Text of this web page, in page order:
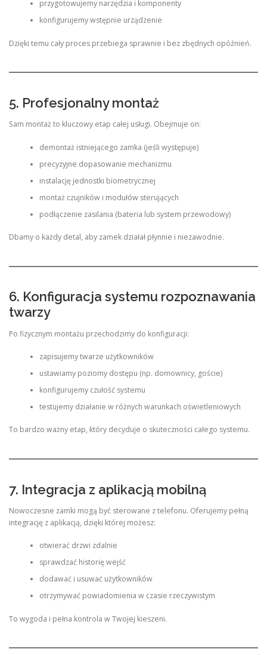
przygotowujemy narzędzia i komponenty
konfigurujemy wstępnie urządzenie
Dzięki temu cały proces przebiega sprawnie i bez zbędnych opóźnień.
5. Profesjonalny montaż
Sam montaż to kluczowy etap całej usługi. Obejmuje on:
demontaż istniejącego zamka (jeśli występuje)
precyzyjne dopasowanie mechanizmu
instalację jednostki biometrycznej
montaż czujników i modułów sterujących
podłączenie zasilania (bateria lub system przewodowy)
Dbamy o każdy detal, aby zamek działał płynnie i niezawodnie.
6. Konfiguracja systemu rozpoznawania
twarzy
Po fizycznym montażu przechodzimy do konfiguracji:
zapisujemy twarze użytkowników
ustawiamy poziomy dostępu (np. domownicy, goście)
konfigurujemy czułość systemu
testujemy działanie w różnych warunkach oświetleniowych
To bardzo ważny etap, który decyduje o skuteczności całego systemu.
7. Integracja z aplikacją mobilną
Nowoczesne zamki mogą być sterowane z telefonu. Oferujemy pełną
integrację z aplikacją, dzięki której możesz:
otwierać drzwi zdalnie
sprawdzać historię wejść
dodawać i usuwać użytkowników
otrzymywać powiadomienia w czasie rzeczywistym
To wygoda i pełna kontrola w Twojej kieszeni.